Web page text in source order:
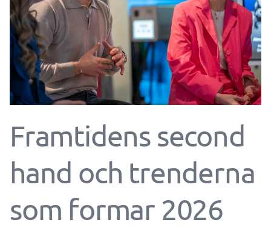
Framtidens second
hand och trenderna
som formar 2026